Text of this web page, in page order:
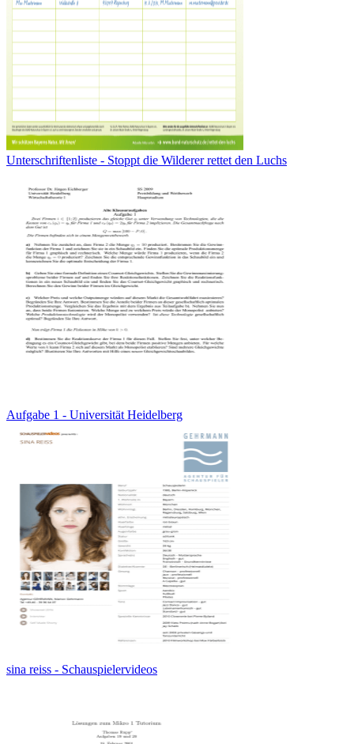
Unterschriftenliste - Stoppt die Wilderer rettet den Luchs
Aufgabe 1 - Universität Heidelberg
sina reiss - Schauspielervideos